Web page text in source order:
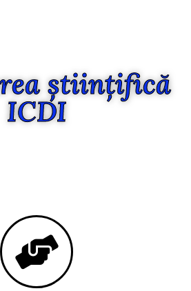
științifică
ICDI